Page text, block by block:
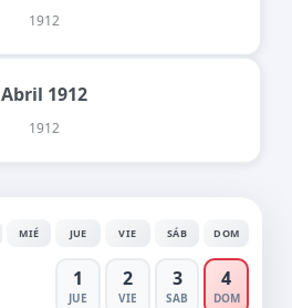
1912
Abril 1912
1912
MIÉ JUE VIE SÁB DOM
1
JUE
2
VIE
3
SAB
4
DOM